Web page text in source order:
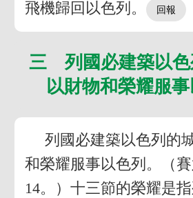
飛機歸回以色列。
三 列國必建築以色
以財物和榮耀服事
列國必建築以色列的
和榮耀服事以色列。（賽
14。）十三節的榮耀是指